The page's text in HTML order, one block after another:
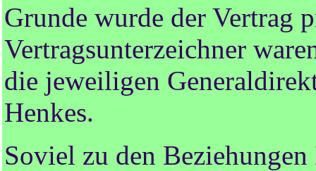
Grunde wurde der Vertrag
Vertragsunterzeichner
die jeweiligen
Henkes.
Soviel zu den Beziehungen